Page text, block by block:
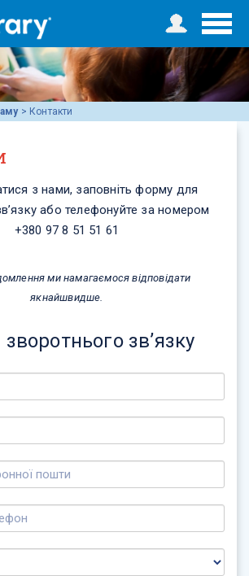
> Контакти
з нами, заповніть форму для
або телефонуйте за номером
+380 97 8 51 51 61
ми намагаємося відповідати
якнайшвидше.
зв’язку